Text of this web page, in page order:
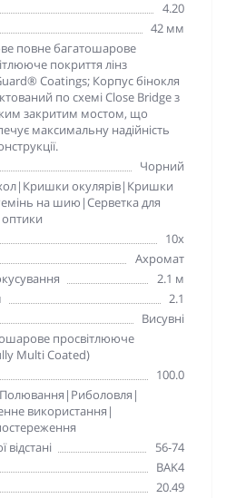
4.20
42 мм
повне багатошарове
покриття лінз
Coatings; Корпус бінокля
по схемі Close Bridge з
закритим мостом, що
максимальну надійність
Чорний
окулярів|Кришки
на шию|Серветка для
10x
Ахромат
2.1 м
2.1
Висувні
просвітлююче
Multi Coated)
100.0
використання|
56-74
BAK4
20.49